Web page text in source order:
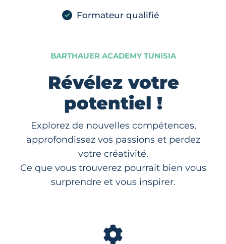
Formateur qualifié
BARTHAUER ACADEMY TUNISIA
Révélez votre
potentiel !
Explorez de nouvelles compétences,
approfondissez vos passions et perdez
votre créativité.
Ce que vous trouverez pourrait bien vous
surprendre et vous inspirer.